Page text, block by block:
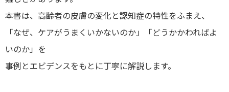
本書は、高齢者の皮膚の変化と認知症の特性をふまえ、
「なぜ、ケアがうまくいかないのか」「どうかかわればよ
いのか」を
事例とエビデンスをもとに丁寧に解説します。